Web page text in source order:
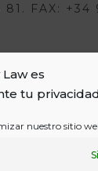
Law es
tu
nuestro sitio
una opinión
e iniciar
FAX: +34